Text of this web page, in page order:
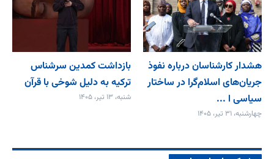
هشدار کارشناسان درباره نفوذ
جریان‌های اسلام‌گرا در ساختار
سیاسی ا ...
چهارشنبه، ۳۱ تیر، ۱۴۰۵
بازداشت کمدین سرشناس
ترکیه به دلیل شوخی با قرآن
شنبه، ۱۳ تیر، ۱۴۰۵